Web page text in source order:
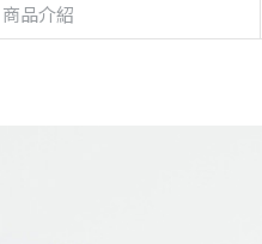
商品介紹